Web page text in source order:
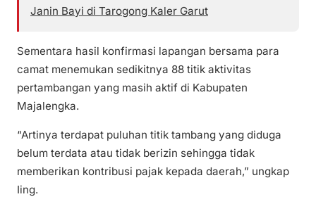
Janin Bayi di Tarogong Kaler Garut
Sementara hasil konfirmasi lapangan bersama para
camat menemukan sedikitnya 88 titik aktivitas
pertambangan yang masih aktif di Kabupaten
Majalengka.
“Artinya terdapat puluhan titik tambang yang diduga
belum terdata atau tidak berizin sehingga tidak
memberikan kontribusi pajak kepada daerah,” ungkap
Iing.